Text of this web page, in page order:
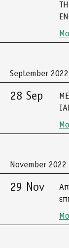
September 2022
28 Sep
November 2022
29 Nov